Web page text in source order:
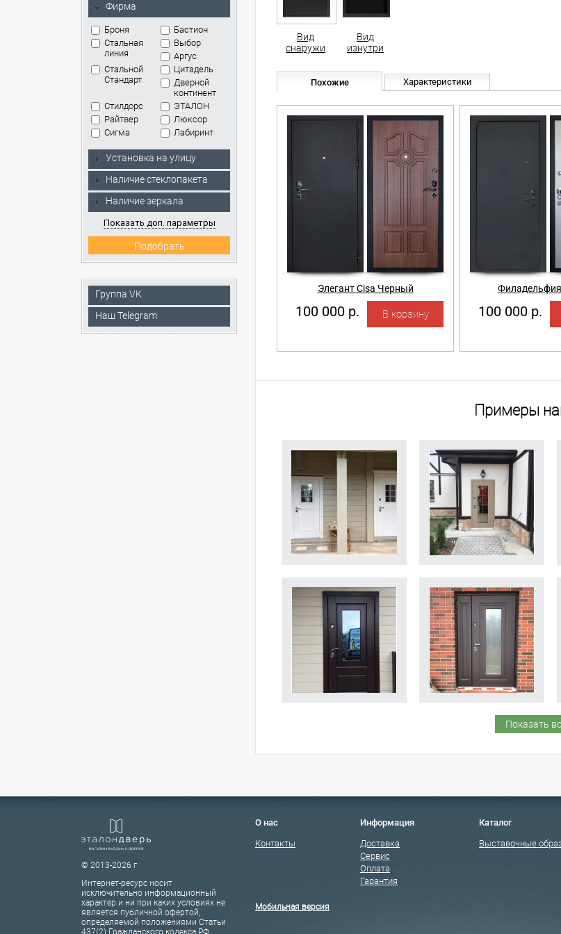
Фирма
Броня
Бастион
Стальная
линия
Выбор
Аргус
Стальной
Стандарт
Цитадель
Дверной
континент
Стилдорс
ЭТАЛОН
Райтвер
Люксор
Сигма
Лабиринт
Установка на улицу
Наличие стеклопакета
Наличие зеркала
Показать доп. параметры
Группа VK
Наш Telegram
Вид
снаружи
Вид
изнутри
Похожие Характеристики
Элегант Cisa Черный
100 000 р. 100 000 р.
Примеры
Показать
© 2013-2026 г
Интернет-ресурс носит
исключительно информационный
характер и ни при каких условиях не
является публичной офертой,
определяемой положениями Статьи
437(2) Гражданского кодекса РФ.
О нас
Контакты
Информация
Доставка
Сервис
Оплата
Гарантия
Каталог
Выставочные
Мобильная версия